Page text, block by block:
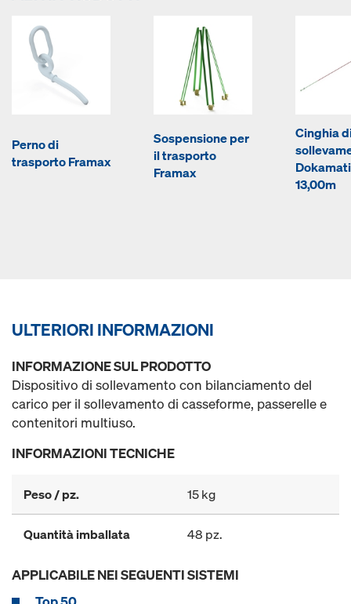
Perno di
trasporto Framax
Sospensione per
il trasporto
Framax
Cinghia
13,00m
ULTERIORI INFORMAZIONI
INFORMAZIONE SUL PRODOTTO
Dispositivo di sollevamento con bilanciamento del
carico per il sollevamento di casseforme, passerelle e
contenitori multiuso.
INFORMAZIONI TECNICHE
Peso / pz. 15 kg
Quantità imballata 48 pz.
APPLICABILE NEI SEGUENTI SISTEMI